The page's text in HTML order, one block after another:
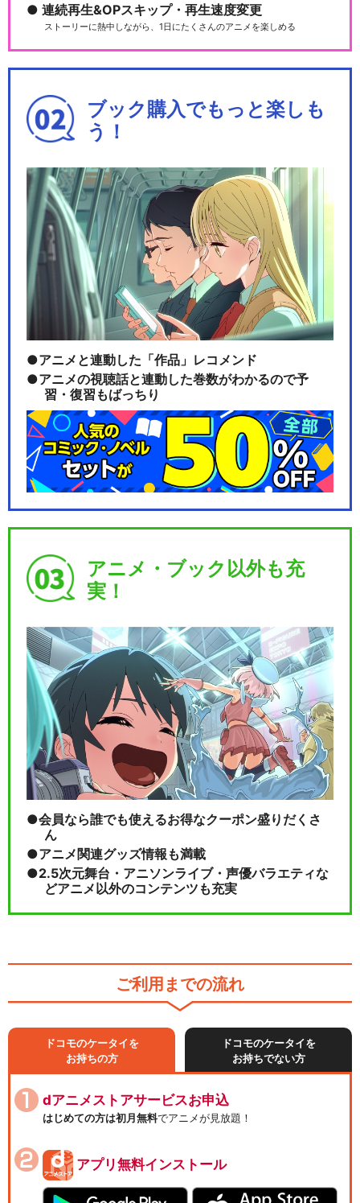
連続再生&OPスキップ・再生速度変更
ストーリーに熱中しながら、1日にたくさんのアニメを楽しめる
ブック購入でもっと楽しも
う！
アニメと連動した「作品」レコメンド
アニメの視聴話と連動した巻数がわかるので予
習・復習もばっちり
アニメ・ブック以外も充
実！
会員なら誰でも使えるお得なクーポン盛りだくさ
ん
アニメ関連グッズ情報も満載
2.5次元舞台・アニソンライブ・声優バラエティな
どアニメ以外のコンテンツも充実
ご利用までの流れ
ドコモのケータイを
お持ちの方
ドコモのケータイを
お持ちでない方
dアニメストアサービスお申込
はじめての方は初月無料でアニメが見放題！
アプリ無料インストール